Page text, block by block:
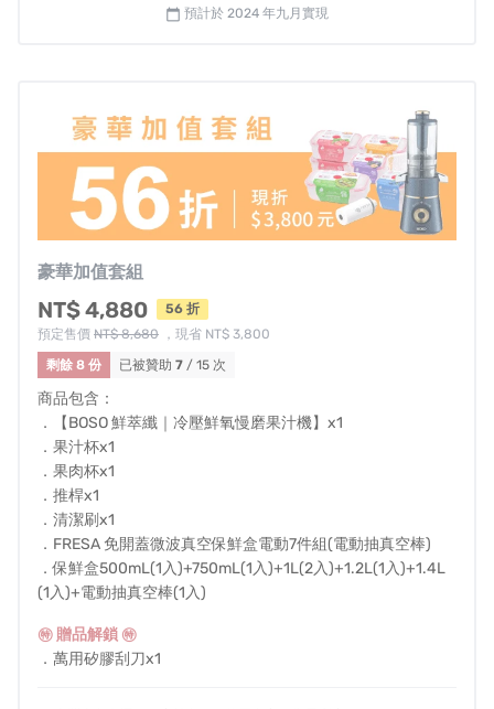
103mm升級加大口徑，可直接投入 蘋果、蘿蔔不用切，
節省處理食材的時間，為忙碌的早晨快速送上滿分蔬果
汁！
透過「
減少蔬果氧化與纖維破壞，保留更多天然酵素及養份。
渣汁分離設計100%保留蔬果原汁，免過篩、口感更佳！
讓你的每一口果汁都能享受到滑順且純淨的好滋味。
calendar_today 預計於 2024 年九月實現
豪華加值套組
NT$ 4,880
56 折
預定售價 NT$ 8,680 ，現省 NT$ 3,800
剩餘 8 份
已被贊助 7 / 15 次
商品包含：
．【BOSO 鮮萃纖｜冷壓鮮氧慢磨果汁機】x1
．果汁杯x1
．果肉杯x1
．推桿x1
．清潔刷x1
．FRESA 免開蓋微波真空保鮮盒電動7件組(電動抽真空棒)
．保鮮盒500mL(1入)+750mL(1入)+1L(2入)+1.2L(1入)+1.4L
(1入)+電動抽真空棒(1入)
㊕ 贈品解鎖 ㊕
．萬用矽膠刮刀x1